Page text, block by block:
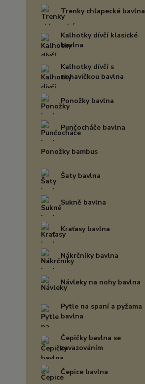
Trenky chlapecké bavlna
Kalhotky dívčí klasické
bavlna
Kalhotky dívčí s
nohavičkou bavlna
Ponožky bavlna
Punčocháče bavlna
Ponožky bambus
Šaty bavlna
Sukně bavlna
Kraťasy bavlna
Nákrčníky bavlna
Návleky na nohy bavlna
Pytle na spaní a pyžama
bavlna
Čepičky bavlna se
zavazováním
Čepice bavlna